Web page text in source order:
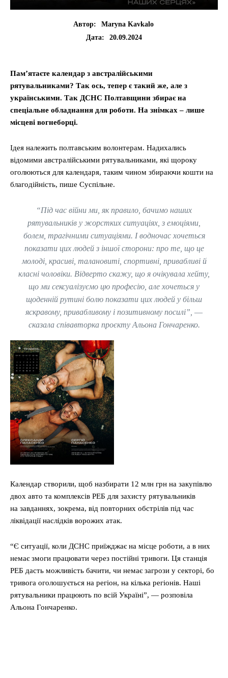
Автор:
Maryna Kavkalo
Дата:
20.09.2024
Пам’ятаєте календар з австралійськими
рятувальниками? Так ось, тепер є такий же, але з
українськими. Так ДСНС Полтавщини збирає на
спеціальне обладнання для роботи. На знімках – лише
місцеві вогнеборці.
Ідея належить полтавським волонтерам. Надихались
відомими австралійськими рятувальниками, які щороку
оголюються для календаря, таким чином збираючи кошти на
благодійність, пише Суспільне.
“Під час війни ми, як правило, бачимо наших
рятувальників у жорстких ситуаціях, з емоціями,
болем, трагічними ситуаціями. І водночас хочеться
показати цих людей з іншої сторони: про те, що це
молоді, красиві, талановиті, спортивні, привабливі й
класні чоловіки. Відверто скажу, що я очікувала хейту,
що ми сексуалізуємо цю професію, але хочеться у
щоденній рутині болю показати цих людей у більш
яскравому, привабливому і позитивному посилі”, ―
сказала співавторка проєктуАльона Гончаренко.
Календар створили, щоб назбирати 12 млн грн на закупівлю
двох авто та комплексів РЕБ для захисту рятувальників
на завданнях, зокрема, від повторних обстрілів під час
ліквідації наслідків ворожих атак.
“Є ситуації, коли ДСНС приїжджає на місце роботи, а в них
немає змоги працювати через постійні тривоги. Ця станція
РЕБ дасть можливість бачити, чи немає загрози у секторі, бо
тривога оголошується на регіон, на кілька регіонів. Наші
рятувальники працюють по всій Україні”, ― розповіла
Альона Гончаренко.